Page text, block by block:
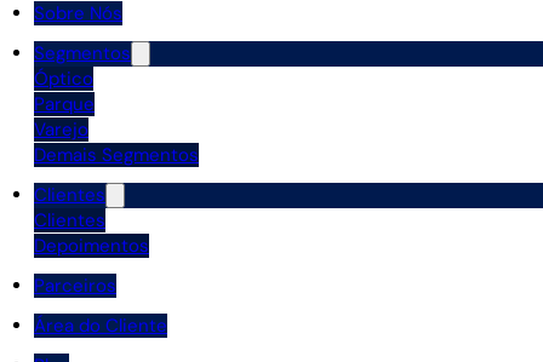
Sobre Nós
Segmentos
Óptico
Parque
Varejo
Demais Segmentos
Clientes
Clientes
Depoimentos
Parceiros
Área do Cliente